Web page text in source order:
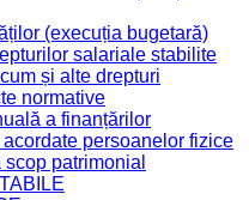
(execuția bugetară)
salariale stabilite
și alte drepturi
normative
a finanțărilor
persoanelor fizice
patrimonial